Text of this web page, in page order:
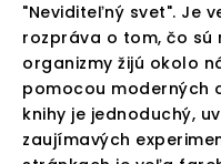
"Neviditeľný svet". Je
rozpráva o tom, čo sú
organizmy žijú okolo
pomocou moderných
knihy je jednoduchý,
zaujímavých